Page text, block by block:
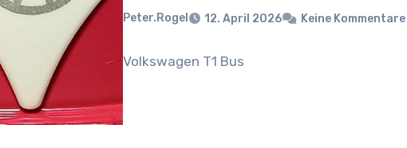
Peter.Rogel 12. April 2026 Keine Kommentare
Volkswagen T1 Bus